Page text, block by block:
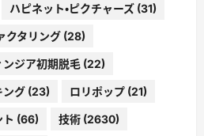
ハピネット・ピクチャーズ (31)
クタリング (28)
ンジア初期脱毛 (22)
ング (23) ロリポップ (21)
(66) 技術 (2630)